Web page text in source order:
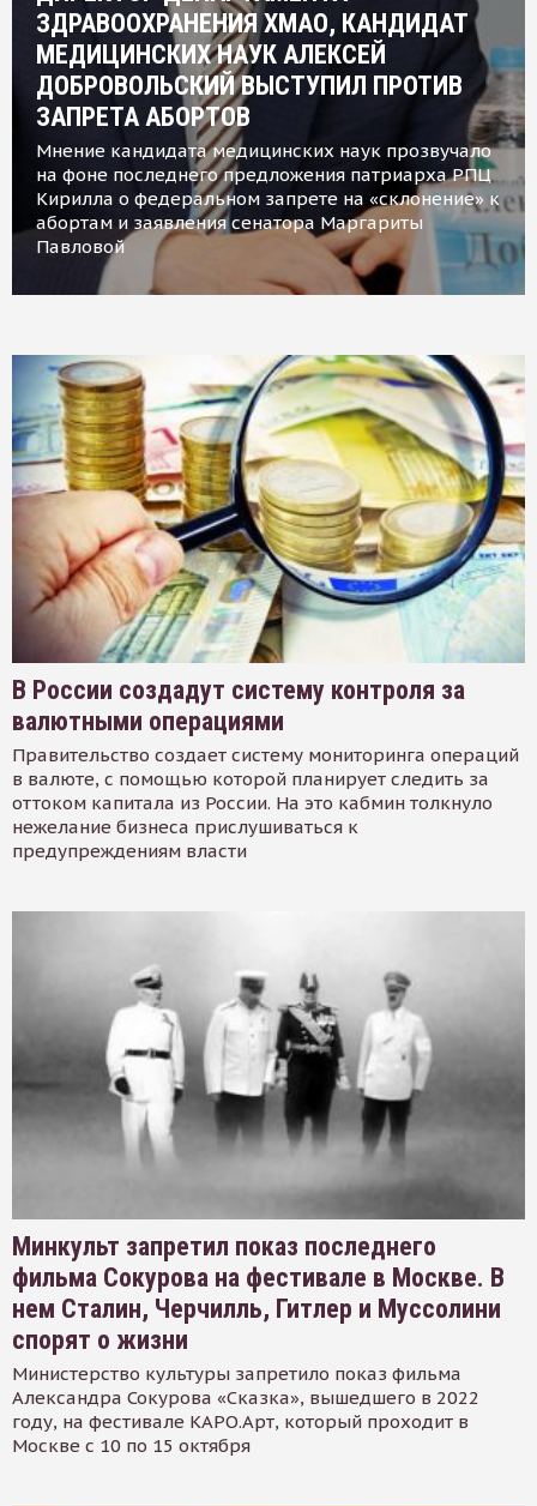
ЗДРАВООХРАНЕНИЯ ХМАО, КАНДИДАТ
МЕДИЦИНСКИХ НАУК АЛЕКСЕЙ
ДОБРОВОЛЬСКИЙ ВЫСТУПИЛ ПРОТИВ
ЗАПРЕТА АБОРТОВ
Мнение кандидата медицинских наук прозвучало
на фоне последнего предложения патриарха РПЦ
Кирилла о федеральном запрете на «склонение» к
абортам и заявления сенатора Маргариты
Павловой
В России создадут систему контроля за
валютными операциями
Правительство создает систему мониторинга операций
в валюте, с помощью которой планирует следить за
оттоком капитала из России. На это кабмин толкнуло
нежелание бизнеса прислушиваться к
предупреждениям власти
Минкульт запретил показ последнего
фильма Сокурова на фестивале в Москве. В
нем Сталин, Черчилль, Гитлер и Муссолини
спорят о жизни
Министерство культуры запретило показ фильма
Александра Сокурова «Сказка», вышедшего в 2022
году, на фестивале КАРО.Арт, который проходит в
Москве с 10 по 15 октября